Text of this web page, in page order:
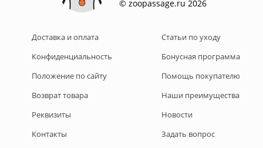
© zoopassage.ru 2026
Доставка и оплата
Конфиденциальность
Положение по сайту
Возврат товара
Реквизиты
Контакты
Статьи по уходу
Бонусная программа
Помощь покупателю
Наши преимущества
Новости
Задать вопрос